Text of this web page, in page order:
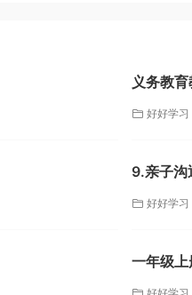
义务教
好好学习
9.亲子
好好学习
一年级